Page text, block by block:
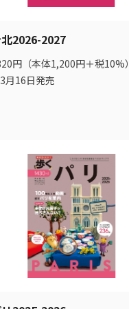
2026-2027
円（本体1,200円＋税10%）
月16日発売